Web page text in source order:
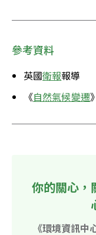
參考資料
英國衛報報導
《自然氣候變遷
你的關心
《環境資訊